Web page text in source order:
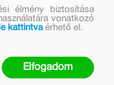
élmény biztosítása
vonatkozó
kattintvaérhető el.
Elfogadom